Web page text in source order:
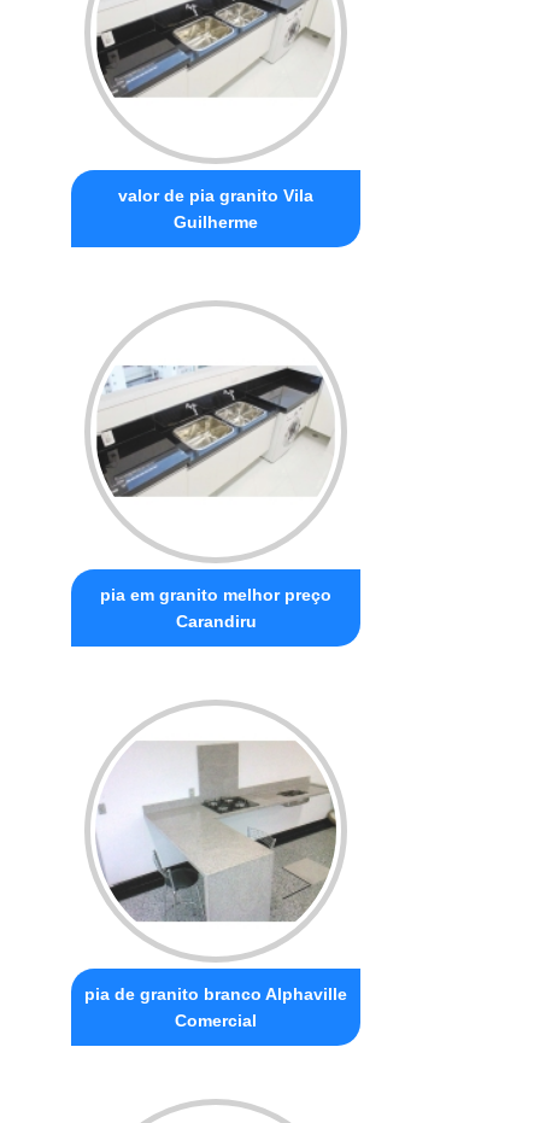
valor de pia granito Vila
Guilherme
pia em granito melhor preço
Carandiru
pia de granito branco Alphaville
Comercial